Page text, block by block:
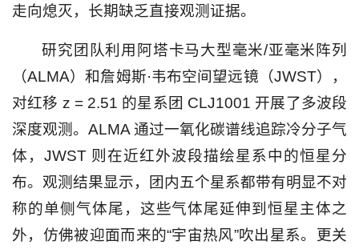
走向熄灭，长期缺乏直接观测证据。
研究团队利用阿塔卡马大型毫米/亚毫米阵列
（ALMA）和詹姆斯·韦布空间望远镜（JWST），
对红移 z = 2.51 的星系团 CLJ1001 开展了多波段
深度观测。ALMA 通过一氧化碳谱线追踪冷分子气
体，JWST 则在近红外波段描绘星系中的恒星分
布。观测结果显示，团内五个星系都带有明显不对
称的单侧气体尾，这些气体尾延伸到恒星主体之
外，仿佛被迎面而来的“宇宙热风”吹出星系。更关